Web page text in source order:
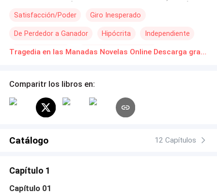
perfectamente que, para salvarle la vida, había
perdido el vínculo del alma entre compañeros y me había
convertido en una simple humana, inútil dentro de la
me fui de aquella casa. Le dejé a Daniel una carta de
qué, ese hombre que siempre me había despreciado…
empezó a buscarme como un loco.
Satisfacción/Poder Giro Inesperado
De Perdedor a Ganador Hipócrita Independiente
Origen de Familia Fingimientio de Muerte Tragedia en las Manadas Novelas Online Descarga gratuita de PDF
Comparitr los libros en:
Catálogo 12 Capítulos
Capítulo 1
Capítulo 01